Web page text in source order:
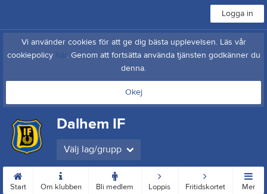
Logga in
Vi använder cookies för att ge dig bästa upplevelsen. Läs vår
cookiepolicy
. Genom att fortsätta använda tjänsten godkänner du
denna.
Okej
Dalhem IF
Välj lag/grupp
Start Om klubben Bli medlem Loppis Fritidskortet Mer